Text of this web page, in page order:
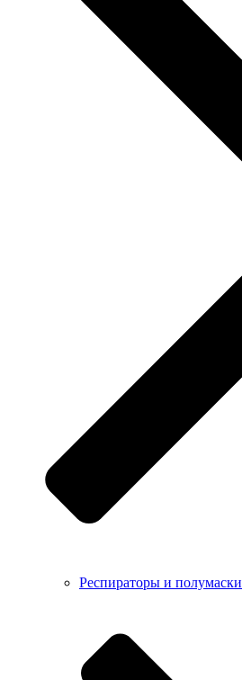
Респираторы и полумаски